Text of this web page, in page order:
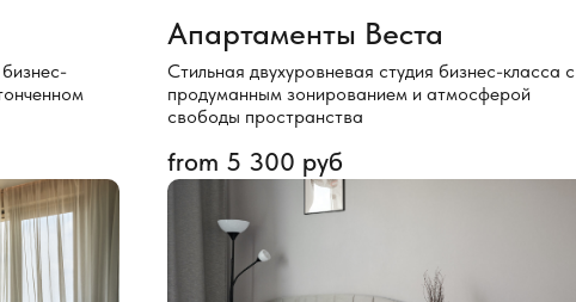
Апартаменты Веста
Стильная двухуровневая студия бизнес-класса с
продуманным зонированием и атмосферой
свободы пространства
from 5 300 руб